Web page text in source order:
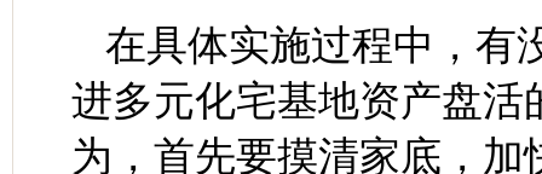
在具体实施过程中，有
进多元化宅基地资产盘
为，首先要摸清家底，